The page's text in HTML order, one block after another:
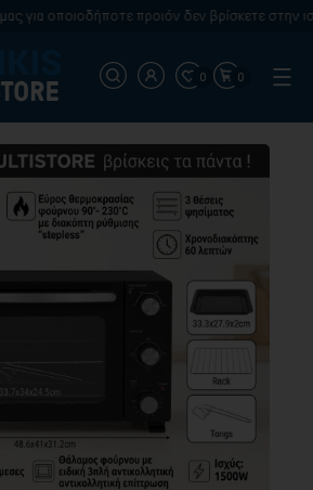
οποιοδήποτε προιόν δεν βρίσκετε στην
0 0